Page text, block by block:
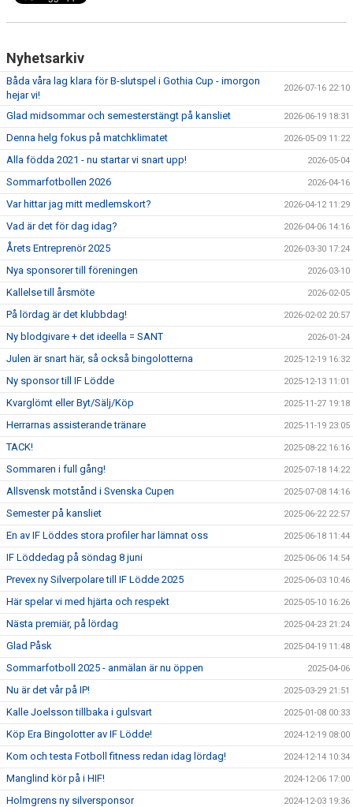
Nyhetsarkiv
Båda våra lag klara för B-slutspel i Gothia Cup - imorgon
hejar vi!
2026-07-16 22:10
Glad midsommar och semesterstängt på kansliet 2026-06-19 18:31
Denna helg fokus på matchklimatet 2026-05-09 11:22
Alla födda 2021 - nu startar vi snart upp! 2026-05-04
Sommarfotbollen 2026 2026-04-16
Var hittar jag mitt medlemskort? 2026-04-12 11:29
Vad är det för dag idag? 2026-04-06 14:16
Årets Entreprenör 2025 2026-03-30 17:24
Nya sponsorer till föreningen 2026-03-10
Kallelse till årsmöte 2026-02-05
På lördag är det klubbdag! 2026-02-02 20:57
Ny blodgivare + det ideella = SANT 2026-01-24
Julen är snart här, så också bingolotterna 2025-12-19 16:32
Ny sponsor till IF Lödde 2025-12-13 11:01
Kvarglömt eller Byt/Sälj/Köp 2025-11-27 19:18
Herrarnas assisterande tränare 2025-11-19 23:05
TACK! 2025-08-22 16:16
Sommaren i full gång! 2025-07-18 14:22
Allsvensk motstånd i Svenska Cupen 2025-07-08 14:16
Semester på kansliet 2025-06-22 22:57
En av IF Löddes stora profiler har lämnat oss 2025-06-18 11:44
IF Löddedag på söndag 8 juni 2025-06-06 14:54
Prevex ny Silverpolare till IF Lödde 2025 2025-06-03 10:46
Här spelar vi med hjärta och respekt 2025-05-10 16:26
Nästa premiär, på lördag 2025-04-23 21:24
Glad Påsk 2025-04-19 11:48
Sommarfotboll 2025 - anmälan är nu öppen 2025-04-06
Nu är det vår på IP! 2025-03-29 21:51
Kalle Joelsson tillbaka i gulsvart 2025-01-08 00:33
Köp Era Bingolotter av IF Lödde! 2024-12-19 08:00
Kom och testa Fotboll fitness redan idag lördag! 2024-12-14 10:34
Manglind kör på i HIF! 2024-12-06 17:00
Holmgrens ny silversponsor 2024-12-03 19:36